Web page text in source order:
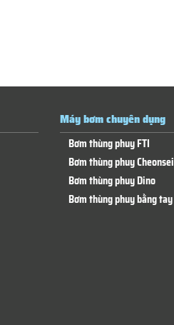
Máy bơm chuyên dụng
Bơm thùng phuy FTI
Bơm thùng phuy Cheonsei
Bơm thùng phuy Dino
Bơm thùng phuy bằng tay